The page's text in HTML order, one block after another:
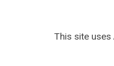
This site uses